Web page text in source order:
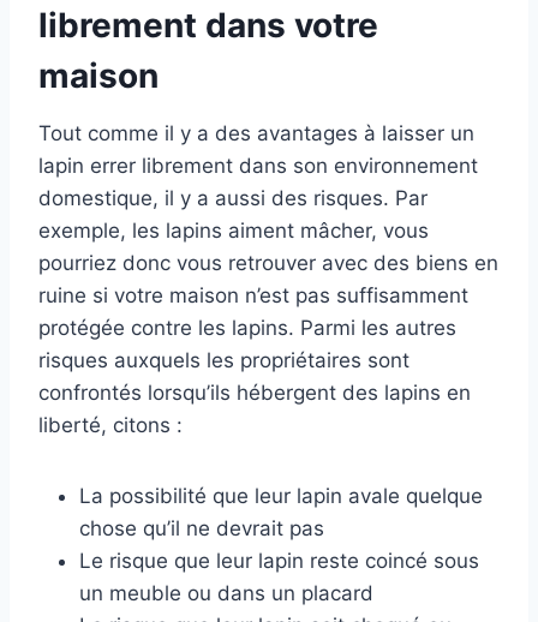
librement dans votre
maison
Tout comme il y a des avantages à laisser un
lapin errer librement dans son environnement
domestique, il y a aussi des risques. Par
exemple, les lapins aiment mâcher, vous
pourriez donc vous retrouver avec des biens en
ruine si votre maison n’est pas suffisamment
protégée contre les lapins. Parmi les autres
risques auxquels les propriétaires sont
confrontés lorsqu’ils hébergent des lapins en
liberté, citons :
La possibilité que leur lapin avale quelque
chose qu’il ne devrait pas
Le risque que leur lapin reste coincé sous
un meuble ou dans un placard